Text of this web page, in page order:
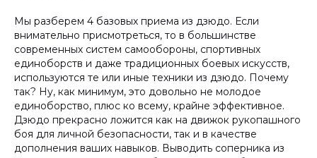
Мы разберем 4 базовых приема из дзюдо. Если
внимательно присмотреться, то в большинстве
современных систем самообороны, спортивных
единоборств и даже традиционных боевых искусств,
используются те или иные техники из дзюдо. Почему
так? Ну, как минимум, это довольно не молодое
единоборство, плюс ко всему, крайне эффективное.
Дзюдо прекрасно ложится как на движок рукопашного
боя для личной безопасности, так и в качестве
дополнения ваших навыков. Выводить соперника из